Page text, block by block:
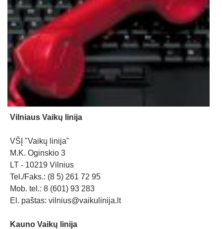
Vilniaus Vaikų linija
VŠĮ "Vaikų linija"
M.K. Oginskio 3
LT - 10219 Vilnius
Tel./Faks.: (8 5) 261 72 95
Mob. tel.: 8 (601) 93 283
El. paštas: vilnius@vaikulinija.lt
Kauno Vaikų linija